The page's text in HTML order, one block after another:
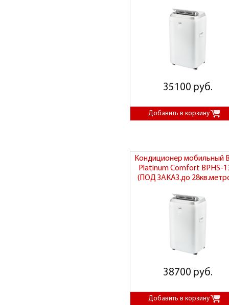
35100 руб.
Кондиционер мобильный
Platinum Comfort BPHS-
(ПОД ЗАКАЗ.до
38700 руб.